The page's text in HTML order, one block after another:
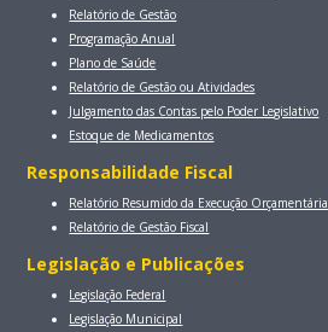
Relatório de Gestão
Programação Anual
Plano de Saúde
Relatório de Gestão ou Atividades
Julgamento das Contas pelo Poder Legislativo
Estoque de Medicamentos
Responsabilidade Fiscal
Relatório Resumido da Execução Orçamentária
Relatório de Gestão Fiscal
Legislação e Publicações
Legislação Federal
Legislação Municipal